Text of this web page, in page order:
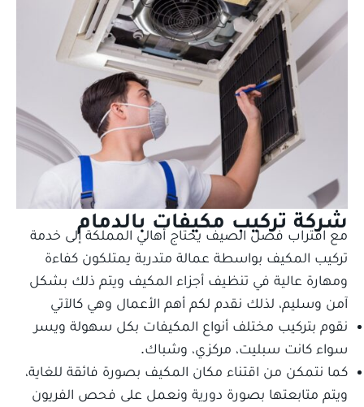
شركة تركيب مكيفات بالدمام
مع اقتراب فصل الصيف يحتاج أهالي المملكة إلى خدمة
تركيب المكيف بواسطة عمالة متدربة يمتلكون كفاءة
ومهارة عالية في تنظيف أجزاء المكيف ويتم ذلك بشكل
آمن وسليم، لذلك نقدم لكم أهم الأعمال وهي كالآتي
نقوم بتركيب مختلف أنواع المكيفات بكل سهولة ويسر
سواء كانت سبليت، مركزي، وشباك.
كما نتمكن من اقتناء مكان المكيف بصورة فائقة للغاية،
ويتم متابعتها بصورة دورية ونعمل على فحص الفريون
جميع الخدمات